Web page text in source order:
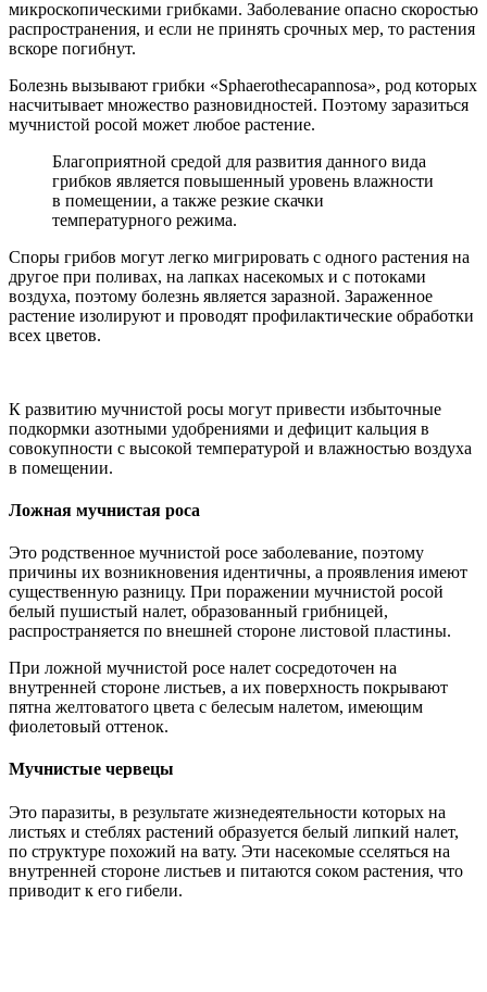
микроскопическими грибками. Заболевание опасно скоростью
распространения, и если не принять срочных мер, то растения
вскоре погибнут.
Болезнь вызывают грибки «Sphaerothecaраnnоsa», род которых
насчитывает множество разновидностей. Поэтому заразиться
мучнистой росой может любое растение.
Благоприятной средой для развития данного вида
грибков является повышенный уровень влажности
в помещении, а также резкие скачки
температурного режима.
Споры грибов могут легко мигрировать с одного растения на
другое при поливах, на лапках насекомых и с потоками
воздуха, поэтому болезнь является заразной. Зараженное
растение изолируют и проводят профилактические обработки
всех цветов.
К развитию мучнистой росы могут привести избыточные
подкормки азотными удобрениями и дефицит кальция в
совокупности с высокой температурой и влажностью воздуха
в помещении.
Ложная мучнистая роса
Это родственное мучнистой росе заболевание, поэтому
причины их возникновения идентичны, а проявления имеют
существенную разницу. При поражении мучнистой росой
белый пушистый налет, образованный грибницей,
распространяется по внешней стороне листовой пластины.
При ложной мучнистой росе налет сосредоточен на
внутренней стороне листьев, а их поверхность покрывают
пятна желтоватого цвета с белесым налетом, имеющим
фиолетовый оттенок.
Мучнистые червецы
Это паразиты, в результате жизнедеятельности которых на
листьях и стеблях растений образуется белый липкий налет,
по структуре похожий на вату. Эти насекомые сселяться на
внутренней стороне листьев и питаются соком растения, что
приводит к его гибели.